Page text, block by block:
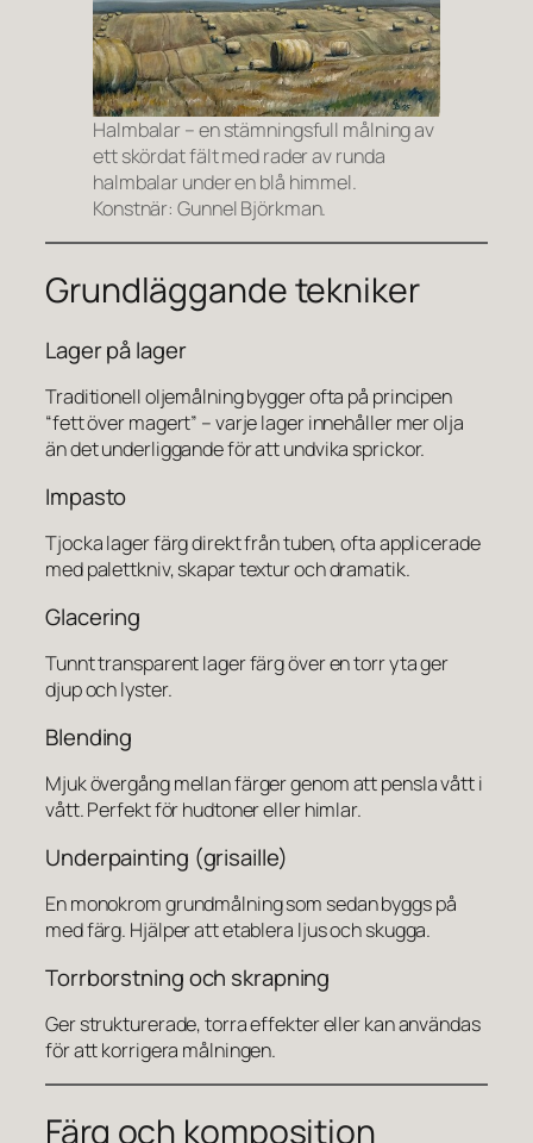
Halmbalar – en stämningsfull målning av
ett skördat fält med rader av runda
halmbalar under en blå himmel.
Konstnär: Gunnel Björkman.
Grundläggande tekniker
Lager på lager
Traditionell oljemålning bygger ofta på principen
“fett över magert” – varje lager innehåller mer olja
än det underliggande för att undvika sprickor.
Impasto
Tjocka lager färg direkt från tuben, ofta applicerade
med palettkniv, skapar textur och dramatik.
Glacering
Tunnt transparent lager färg över en torr yta ger
djup och lyster.
Blending
Mjuk övergång mellan färger genom att pensla vått i
vått. Perfekt för hudtoner eller himlar.
Underpainting (grisaille)
En monokrom grundmålning som sedan byggs på
med färg. Hjälper att etablera ljus och skugga.
Torrborstning och skrapning
Ger strukturerade, torra effekter eller kan användas
för att korrigera målningen.
Färg och komposition